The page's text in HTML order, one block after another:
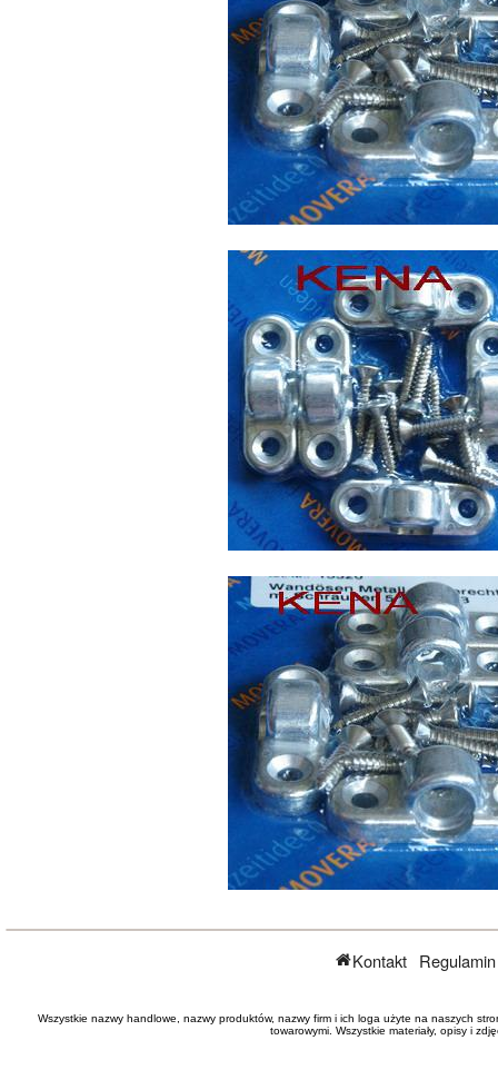
Kontakt
Wszystkie nazwy handlowe, nazwy produktów, nazwy firm i ich loga użyte na naszych
towarowymi. Wszystkie materiały, opisy i